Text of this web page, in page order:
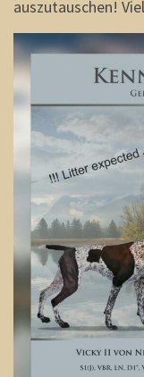
auszutauschen!